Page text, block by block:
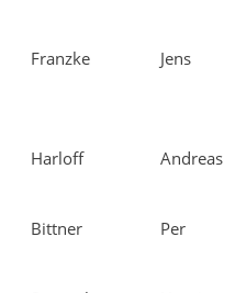
Franzke Jens
Harloff Andreas
Bittner Per